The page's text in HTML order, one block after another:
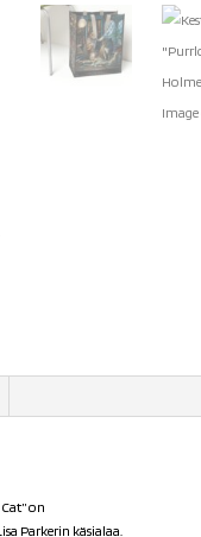
” on
Parkerin käsialaa.